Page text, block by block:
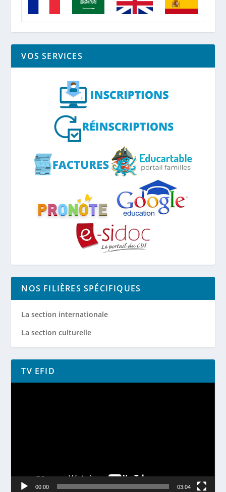
VOS SERVICES
NOS FILIÈRES SPÉCIFIQUES
La section internationale
La section culturelle
TV EFID
Lecteur
00:00 03:04